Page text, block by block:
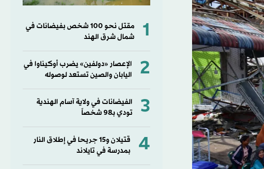
1
مقتل نحو 100 شخص بفيضانات في
شمال شرق الهند
2
الإعصار «دولفين» يضرب أوكيناوا في
اليابان والصين تستعد لوصوله
3
الفيضانات في ولاية آسام الهندية
تودي بـ98 شخصاً
4
قتيلان و15 جريحا في إطلاق النار
بمدرسة في تايلاند